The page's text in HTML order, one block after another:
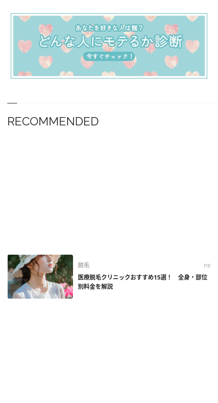
RECOMMENDED
脱毛 PR
医療脱毛クリニックおすすめ15選！ 全身・部位
別料金を解説